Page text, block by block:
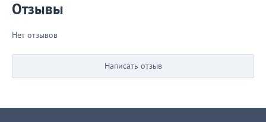
Отзывы
Нет отзывов
Написать отзыв